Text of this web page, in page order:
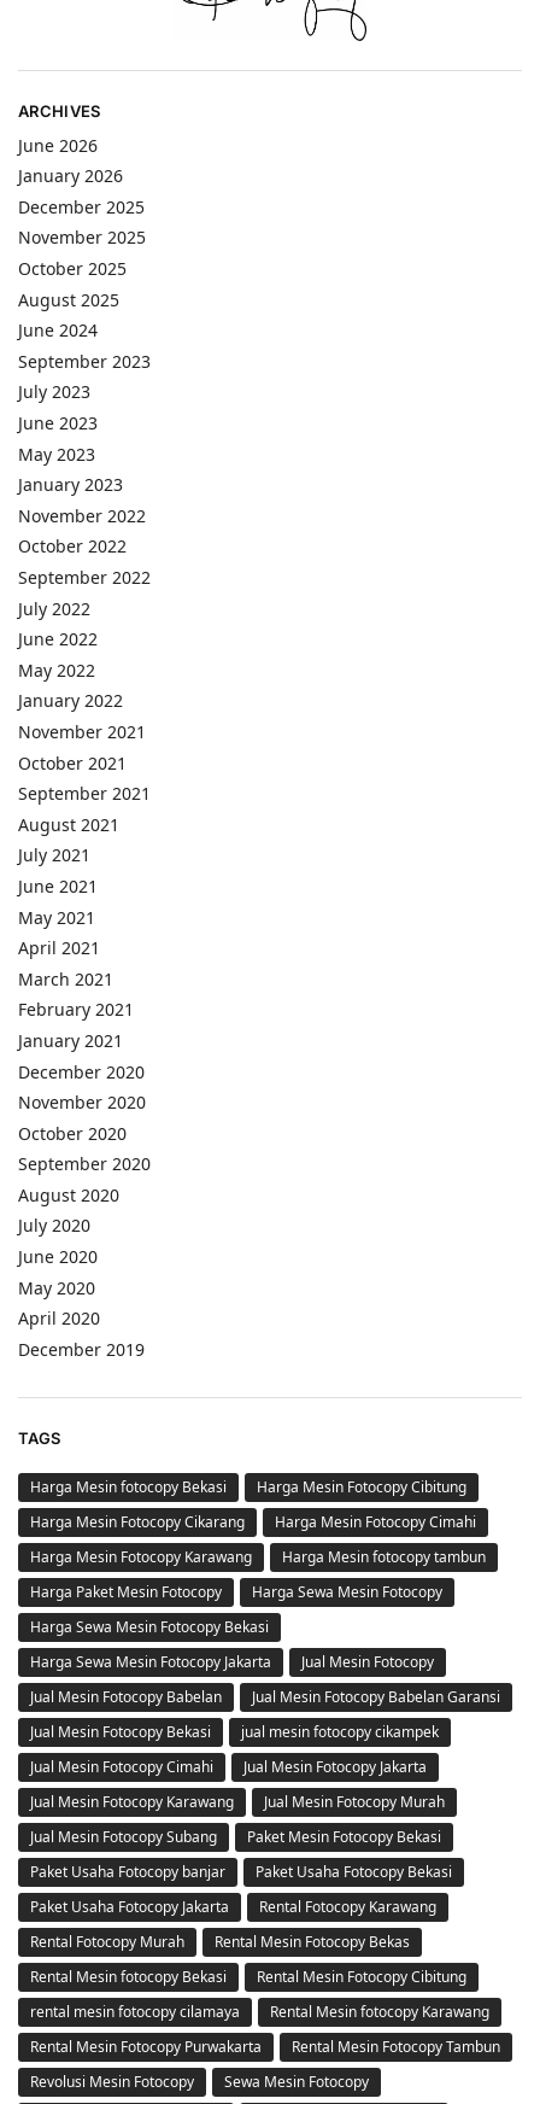
ARCHIVES
June 2026
January 2026
December 2025
November 2025
October 2025
August 2025
June 2024
September 2023
July 2023
June 2023
May 2023
January 2023
November 2022
October 2022
September 2022
July 2022
June 2022
May 2022
January 2022
November 2021
October 2021
September 2021
August 2021
July 2021
June 2021
May 2021
April 2021
March 2021
February 2021
January 2021
December 2020
November 2020
October 2020
September 2020
August 2020
July 2020
June 2020
May 2020
April 2020
December 2019
TAGS
Harga Mesin fotocopy Bekasi
Harga Mesin Fotocopy Cibitung
Harga Mesin Fotocopy Cikarang
Harga Mesin Fotocopy Cimahi
Harga Mesin Fotocopy Karawang
Harga Mesin fotocopy tambun
Harga Paket Mesin Fotocopy
Harga Sewa Mesin Fotocopy
Harga Sewa Mesin Fotocopy Bekasi
Harga Sewa Mesin Fotocopy Jakarta
Jual Mesin Fotocopy
Jual Mesin Fotocopy Babelan
Jual Mesin Fotocopy Babelan Garansi
Jual Mesin Fotocopy Bekasi
jual mesin fotocopy cikampek
Jual Mesin Fotocopy Cimahi
Jual Mesin Fotocopy Jakarta
Jual Mesin Fotocopy Karawang
Jual Mesin Fotocopy Murah
Jual Mesin Fotocopy Subang
Paket Mesin Fotocopy Bekasi
Paket Usaha Fotocopy banjar
Paket Usaha Fotocopy Bekasi
Paket Usaha Fotocopy Jakarta
Rental Fotocopy Karawang
Rental Fotocopy Murah
Rental Mesin Fotocopy Bekas
Rental Mesin fotocopy Bekasi
Rental Mesin Fotocopy Cibitung
rental mesin fotocopy cilamaya
Rental Mesin fotocopy Karawang
Rental Mesin Fotocopy Purwakarta
Rental Mesin Fotocopy Tambun
Revolusi Mesin Fotocopy
Sewa Mesin Fotocopy